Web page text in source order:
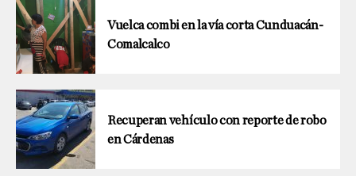
Vuelca combi en la vía corta Cunduacán-
Comalcalco
Recuperan vehículo con reporte de robo
en Cárdenas